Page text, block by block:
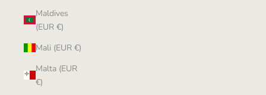
Maldives
(EUR €)
Mali (EUR €)
Malta (EUR
€)